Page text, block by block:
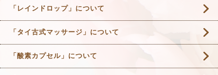
「レインドロップ」について
「タイ古式マッサージ」について
「酸素カプセル」について